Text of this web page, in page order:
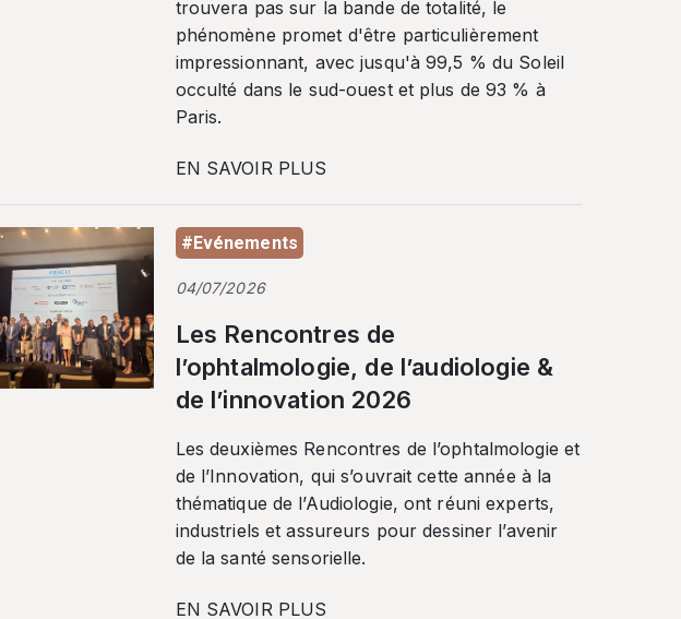
trouvera pas sur la bande de totalité, le
phénomène promet d'être particulièrement
impressionnant, avec jusqu'à 99,5 % du Soleil
occulté dans le sud-ouest et plus de 93 % à
Paris.
EN SAVOIR PLUS
#Evénements
04/07/2026
Les Rencontres de
l’ophtalmologie, de l’audiologie &
de l’innovation 2026
Les deuxièmes Rencontres de l’ophtalmologie et
de l’Innovation, qui s’ouvrait cette année à la
thématique de l’Audiologie, ont réuni experts,
industriels et assureurs pour dessiner l’avenir
de la santé sensorielle.
EN SAVOIR PLUS